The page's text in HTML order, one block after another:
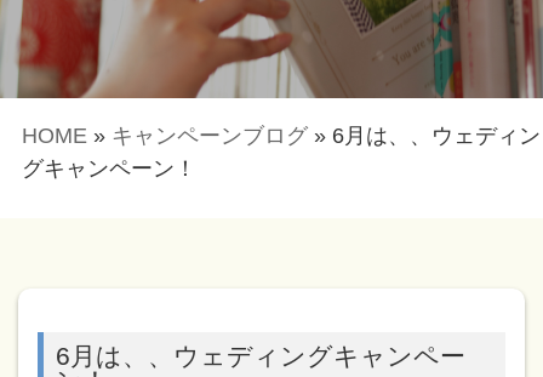
HOME » キャンペーンブログ » 6月は、、ウェディン
グキャンペーン！
6月は、、ウェディングキャンペー